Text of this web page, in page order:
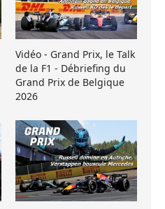
Vidéo - Grand Prix, le Talk
de la F1 - Débriefing du
Grand Prix de Belgique
2026